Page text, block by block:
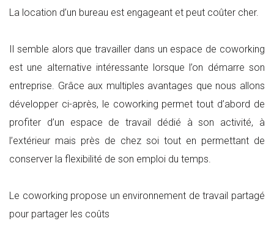
La location d’un bureau est engageant et peut coûter cher.
Il semble alors que travailler dans un espace de coworking
est une alternative intéressante lorsque l’on démarre son
entreprise. Grâce aux multiples avantages que nous allons
développer ci-après, le coworking permet tout d’abord de
profiter d’un espace de travail dédié à son activité, à
l’extérieur mais près de chez soi tout en permettant de
conserver la flexibilité de son emploi du temps.
Le coworking propose un environnement de travail partagé
pour partager les coûts